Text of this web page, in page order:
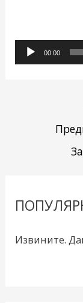
Аудиоплеер
00:00
Извините.